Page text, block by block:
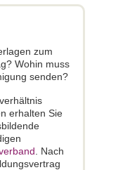
zum
Wohin muss
senden?
erhalten Sie
. Nach